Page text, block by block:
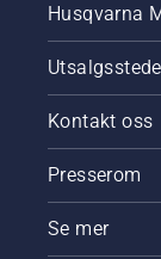
Husqvarna
Kontakt oss
Presserom
Se mer